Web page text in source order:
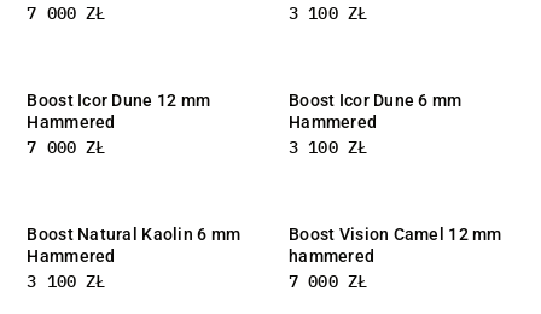
7 000ZŁ 3 100 ZŁ
Boost Icor Dune 12 mm
Hammered
7 000ZŁ
Boost Icor Dune 6 mm
Hammered
3 100 ZŁ
Boost Natural Kaolin 6 mm
Hammered
3 100ZŁ
Boost Vision Camel 12 mm
hammered
7 000 ZŁ